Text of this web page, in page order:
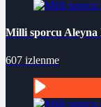
Milli sporcu Aleyna
607 izlenme